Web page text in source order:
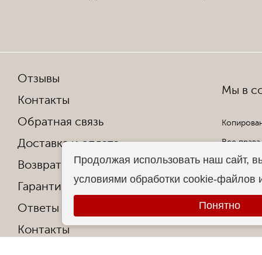
Отзывы
Контакты
Обратная связь
Доставка и оплата
Возврат и обмен
Гарантия от производителя
Ответы на частые вопросы
Контакты
Мы в
Все
Продолжая использовать наш сайт,
условиями обработки cookie-файлов
Понятно